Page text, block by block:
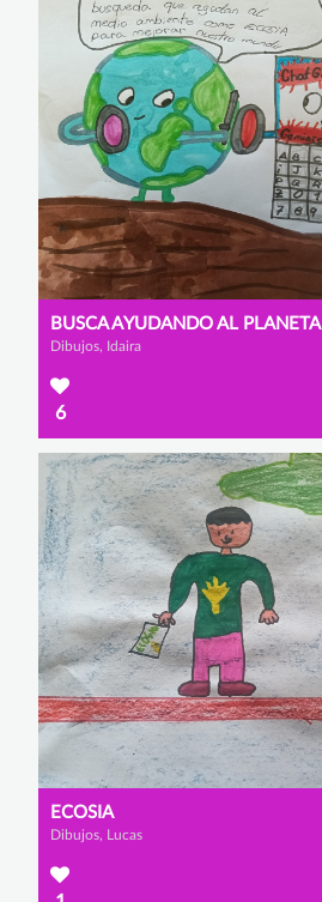
BUSCA AYUDANDO AL PLANETA
Dibujos, Idaira
6
ECOSIA
Dibujos, Lucas